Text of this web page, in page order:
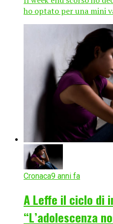
ho optato per una mini
Cronaca9 anni fa
A Leffe il ciclo di
“L’adolescenza